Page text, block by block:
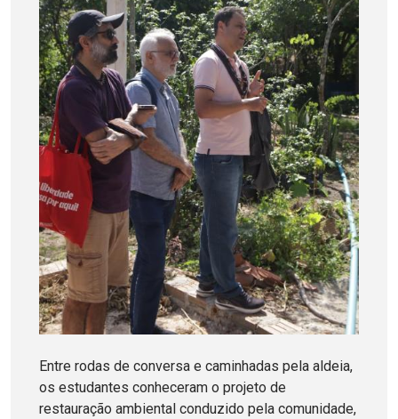
Entre rodas de conversa e caminhadas pela aldeia,
os estudantes conheceram o projeto de
restauração ambiental conduzido pela comunidade,